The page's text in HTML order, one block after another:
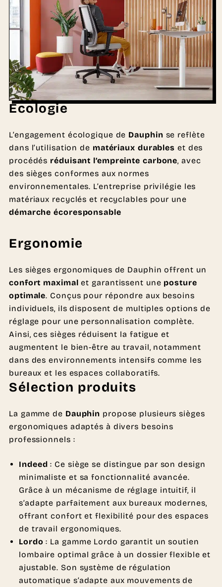
Écologie
L’engagement écologique de Dauphin se reflète
dans l’utilisation de matériaux durables et des
procédés réduisant l’empreinte carbone, avec
des sièges conformes aux normes
environnementales. L’entreprise privilégie les
matériaux recyclés et recyclables pour une
démarche écoresponsable
Ergonomie
Les sièges ergonomiques de Dauphin offrent un
confort maximal et garantissent une posture
optimale. Conçus pour répondre aux besoins
individuels, ils disposent de multiples options de
réglage pour une personnalisation complète.
Ainsi, ces sièges réduisent la fatigue et
augmentent le bien-être au travail, notamment
dans des environnements intensifs comme les
bureaux et les espaces collaboratifs.
Sélection produits
La gamme de Dauphin propose plusieurs sièges
ergonomiques adaptés à divers besoins
professionnels :
Indeed : Ce siège se distingue par son design
minimaliste et sa fonctionnalité avancée.
Grâce à un mécanisme de réglage intuitif, il
s’adapte parfaitement aux bureaux modernes,
offrant confort et flexibilité pour des espaces
de travail ergonomiques.
Lordo : La gamme Lordo garantit un soutien
lombaire optimal grâce à un dossier flexible et
ajustable. Son système de régulation
automatique s’adapte aux mouvements de